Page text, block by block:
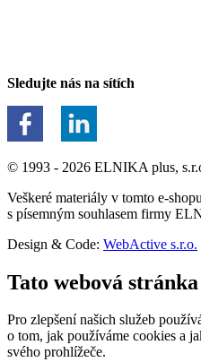
Sledujte nás na sítích
© 1993 - 2026 ELNIKA plus,
Veškeré materiály v tomto e-
s písemným souhlasem firmy
Design & Code: WebActive s.r.o.
Tato webová
Pro zlepšení našich služeb
o tom, jak používáme cookies a
svého prohlížeče.